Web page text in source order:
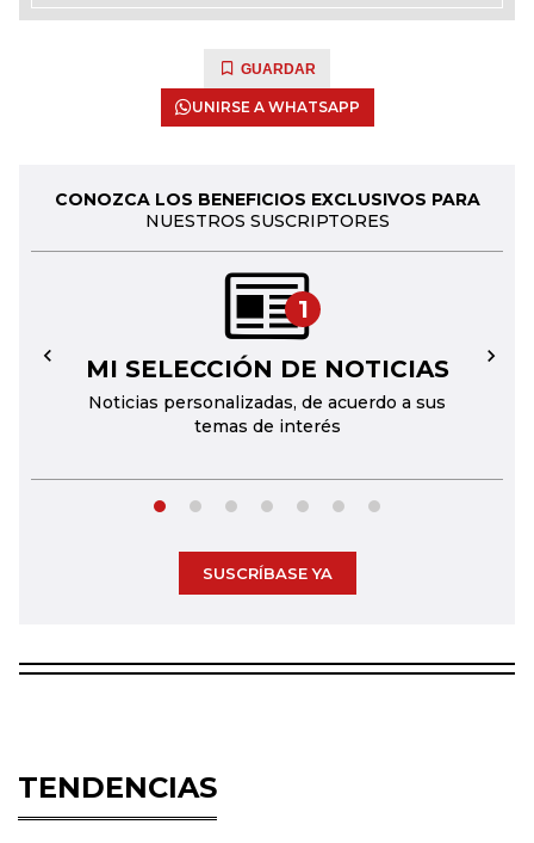
GUARDAR
UNIRSE A WHATSAPP
CONOZCA LOS BENEFICIOS EXCLUSIVOS PARA
NUESTROS SUSCRIPTORES
1
MI SELECCIÓN DE NOTICIAS
Noticias personalizadas, de acuerdo a sus
temas de interés
← →
SUSCRÍBASE YA
TENDENCIAS